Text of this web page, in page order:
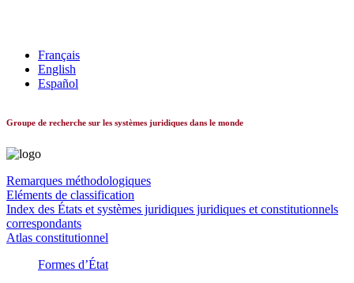
Français
English
Español
Groupe de recherche sur les systèmes juridiques dans le monde
Remarques méthodologiques
Eléments de classification
Index des États et systèmes juridiques juridiques et constitutionnels
correspondants
Atlas constitutionnel
Formes d’État